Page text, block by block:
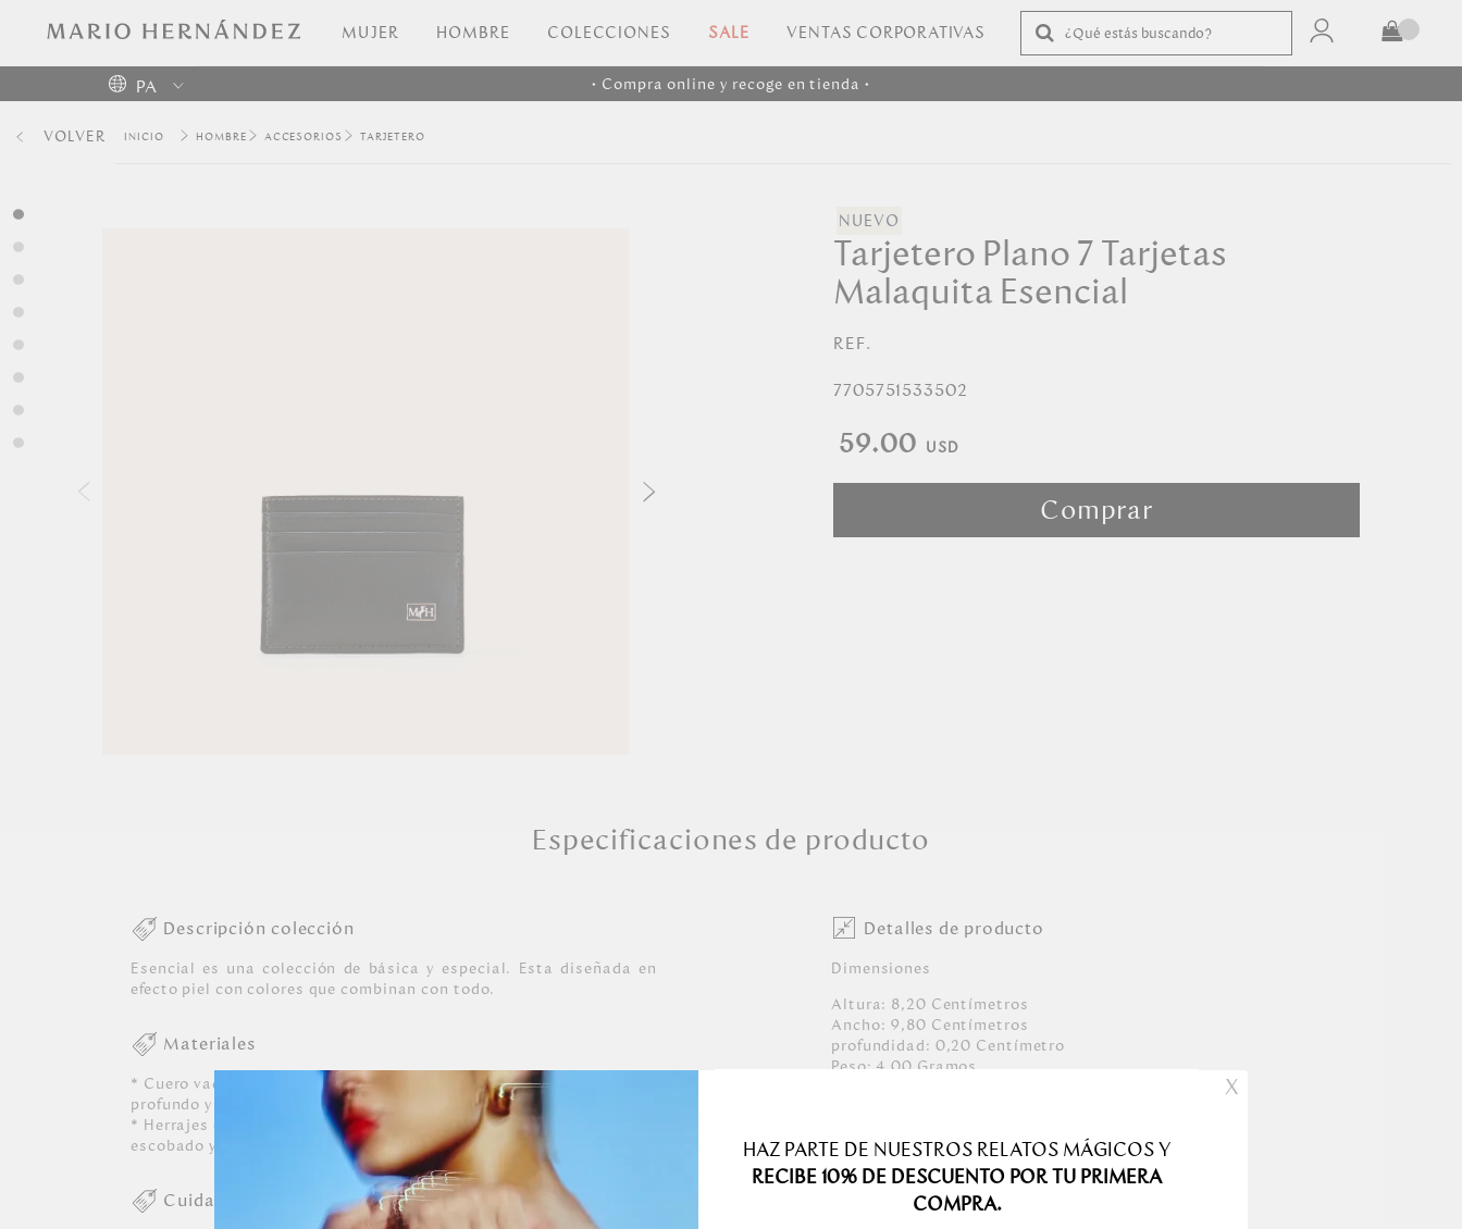
MUJER HOMBRE COLECCIONES SALE VENTAS CORPORATIVAS
PA
Colombia
• Compra online y recoge en tienda •
VOLVER HOMBRE ACCESORIOS TARJETERO
Tarjetero Plano 7 Tarjetas
Malaquita Esencial
REF.
7705751533502
59.00
Comprar
Especificaciones de producto
Descripción colección
Esencial es una colección de básica y especial. Esta diseñada en
efecto piel con colores que combinan con todo.
Materiales
* Cuero vacuno con diferentes acabados y placas, con grano medio,
profundo y completamente lisos.
* Herrajes en zamac con acabados en color negro níquel, níquel
escobado y níquel.
Cuidados
Detalles de producto
Dimensiones
Altura: 8,20 Centímetros
Ancho: 9,80 Centímetros
profundidad: 0,20 Centímetro
Peso:4,00 Gramos
X
HAZ PARTE DE NUESTROS RELATOS MÁGICOS Y
RECIBE 10% DE DESCUENTO POR TU PRIMERA
COMPRA.